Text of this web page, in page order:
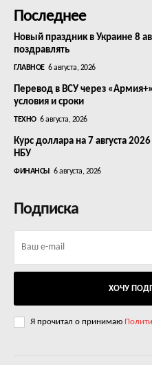
Последнее
Новый праздник в Украине 8
поздравлять
ГЛАВНОЕ 6 августа, 2026
Перевод в ВСУ через
условия и сроки
ТЕХНО 6 августа, 2026
Курс доллара на 7 августа
НБУ
ФИНАНСЫ 6 августа, 2026
Подписка
ХОЧУ
Я прочитал о принимаю